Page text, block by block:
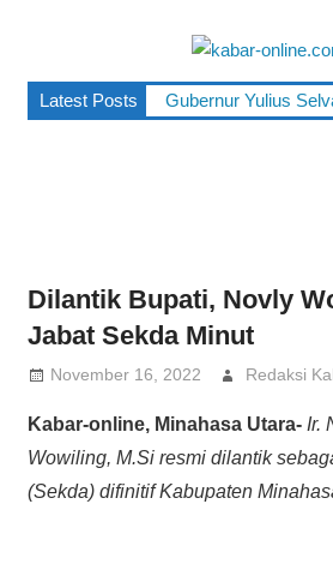
terpercaya
dalam
Latest Posts Gubernur Yulius
Dilantik Bupati, Novly
Jabat Sekda Minut
November 16, 2022 Redaksi
Kabar-online, Minahasa Utara- Ir.
Wowiling, M.Si resmi dilantik
(Sekda) difinitif Kabupaten